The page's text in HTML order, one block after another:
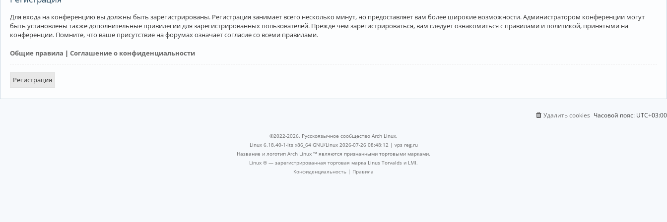
Для входа на конференцию вы должны быть зарегистрированы. Регистрация занимает всего несколько минут, но предоставляет вам более широкие возможности. Администратором конференции могут
быть установлены также дополнительные привилегии для зарегистрированных пользователей. Прежде чем зарегистрироваться, вам следует ознакомиться с правилами и политикой, принятыми на
конференции. Помните, что ваше присутствие на форумах означает согласие со всеми правилами.
Общие правила | Соглашение о конфиденциальности
Регистрация
Часовой пояс: UTC+03:00
Удалить cookies
©2022-2026, Русскоязычное сообщество Arch Linux.
Linux 6.18.40-1-lts x86_64 GNU/Linux 2026-07-26 08:48:12 | vps reg.ru
Название и логотип Arch Linux ™ являются признанными торговыми марками.
Linux ® — зарегистрированная торговая марка Linus Torvalds и LMI.
Конфиденциальность | Правила